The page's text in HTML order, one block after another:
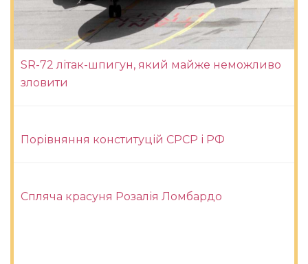
SR-72 літак-шпигун, який майже неможливо
зловити
Порівняння конституцій СРСР і РФ
Спляча красуня Розалія Ломбардо